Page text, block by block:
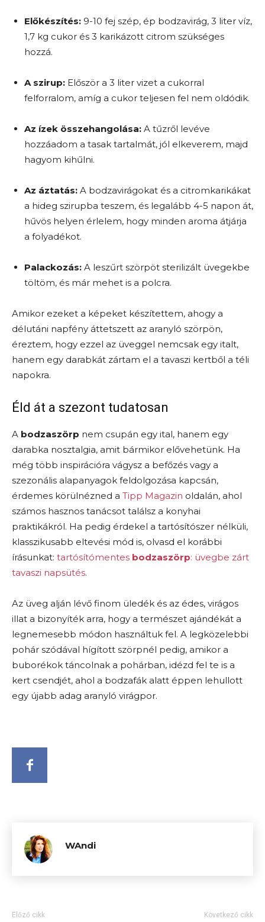
Előkészítés: 9-10 fej szép, ép bodzavirág, 3 liter víz,
1,7 kg cukor és 3 karikázott citrom szükséges
hozzá.
A szirup: Először a 3 liter vizet a cukorral
felforralom, amíg a cukor teljesen fel nem oldódik.
Az ízek összehangolása: A tűzről levéve
hozzáadom a tasak tartalmát, jól elkeverem, majd
hagyom kihűlni.
Az áztatás: A bodzavirágokat és a citromkarikákat
a hideg szirupba teszem, és legalább 4-5 napon át,
hűvös helyen érlelem, hogy minden aroma átjárja
a folyadékot.
Palackozás: A leszűrt szörpöt sterilizált üvegekbe
töltöm, és már mehet is a polcra.
Amikor ezeket a képeket készítettem, ahogy a
délutáni napfény áttetszett az aranyló szörpön,
éreztem, hogy ezzel az üveggel nemcsak egy italt,
hanem egy darabkát zártam el a tavaszi kertből a téli
napokra.
Éld át a szezont tudatosan
A bodzaszörp nem csupán egy ital, hanem egy
darabka nosztalgia, amit bármikor elővehetünk. Ha
még több inspirációra vágysz a befőzés vagy a
szezonális alapanyagok feldolgozása kapcsán,
érdemes körülnézned a Tipp Magazin oldalán, ahol
számos hasznos tanácsot találsz a konyhai
praktikákról. Ha pedig érdekel a tartósítószer nélküli,
klasszikusabb eltevési mód is, olvasd el korábbi
írásunkat: tartósítómentes bodzaszörp: üvegbe zárt
tavaszi napsütés.
Az üveg alján lévő finom üledék és az édes, virágos
illat a bizonyíték arra, hogy a természet ajándékát a
legnemesebb módon használtuk fel. A legközelebbi
pohár szódával hígított szörpnél pedig, amikor a
buborékok táncolnak a pohárban, idézd fel te is a
kert csendjét, ahol a bodzafák alatt éppen lehullott
egy újabb adag aranyló virágpor.
WAndi
Előző cikk Következő cikk